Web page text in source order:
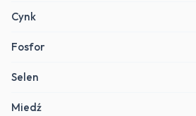
Cynk
Fosfor
Selen
Miedź